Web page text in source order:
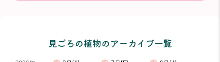
見ごろの植物のアーカイブ一覧